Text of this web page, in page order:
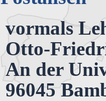
vormals
Otto-
An der
96045